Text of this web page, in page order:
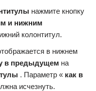
нажмите кнопку
и нижним
колонтитул.
в нижнем
в предыдущем на
. Параметр « как в
исчезнуть.